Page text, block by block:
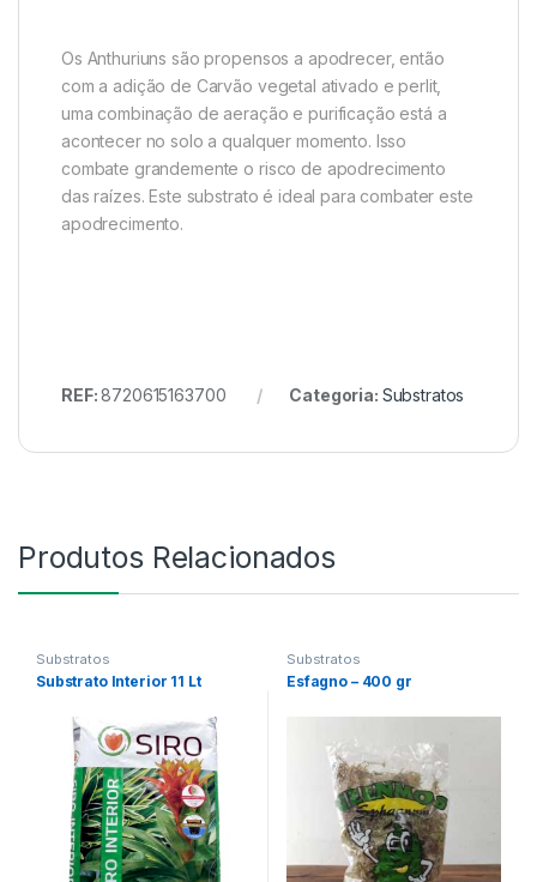
Os Anthuriuns são propensos a apodrecer, então
com a adição de Carvão vegetal ativado e perlit,
uma combinação de aeração e purificação está a
acontecer no solo a qualquer momento. Isso
combate grandemente o risco de apodrecimento
das raízes. Este substrato é ideal para combater este
apodrecimento.
REF:8720615163700 Categoria: Substratos
Produtos Relacionados
Substratos
Substrato Interior 11 Lt
Substratos
Esfagno – 400 gr